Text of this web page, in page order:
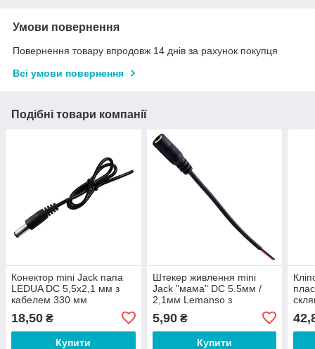
Умови повернення
Повернення товару впродовж 14 днів за рахунок покупця
Всі умови повернення
Подібні товари компанії
Конектор mini Jack папа
LEDUA DC 5,5х2,1 мм з
кабелем 330 мм
18,50 ₴
Купити
Штекер живлення mini
Jack "мама" DC 5.5мм /
2,1мм Lemanso з
проводом 15см / LMA9406
5,90₴
Купити